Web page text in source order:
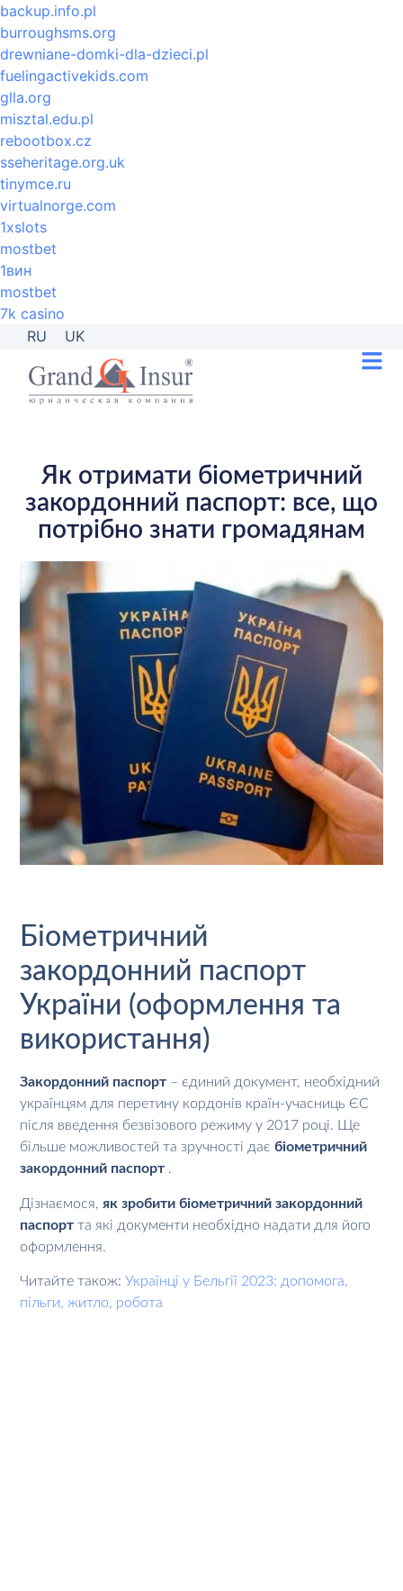
backup.info.pl
burroughsms.org
drewniane-domki-dla-dzieci.pl
fuelingactivekids.com
glla.org
misztal.edu.pl
rebootbox.cz
sseheritage.org.uk
tinymce.ru
virtualnorge.com
1xslots
mostbet
1вин
mostbet
7k casino
RU
UK
Як отримати біометричний
закордонний паспорт: все, що
потрібно знати громадянам
Біометричний
закордонний паспорт
України (оформлення та
використання)
Закордонний паспорт – єдиний документ, необхідний
українцям для перетину кордонів країн-учасниць ЄС
після введення безвізового режиму у 2017 році. Ще
більше можливостей та зручності даєбіометричний
закордонний паспорт .
Дізнаємося, як зробити біометричний закордонний
паспорт та які документи необхідно надати для його
оформлення.
Читайте також:Українці у Бельгії 2023: допомога,
пільги, житло, робота